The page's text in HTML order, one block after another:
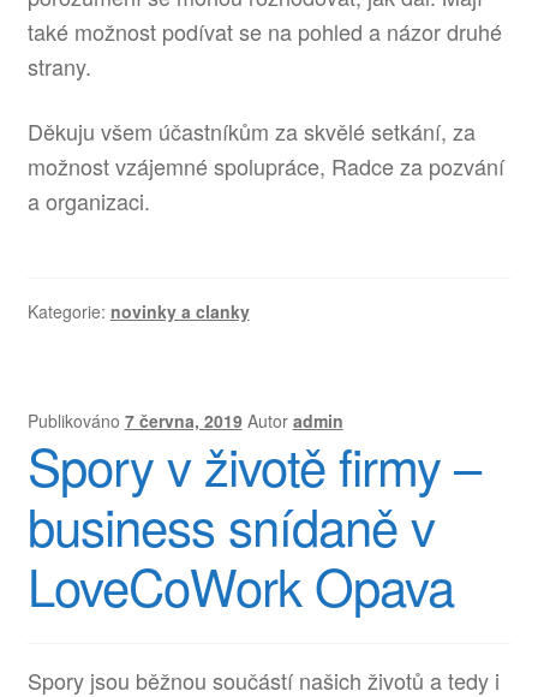
také možnost podívat se na pohled a názor druhé
strany.
Děkuju všem účastníkům za skvělé setkání, za
možnost vzájemné spolupráce, Radce za pozvání
a organizaci.
Kategorie: novinky a clanky
Publikováno 7 června, 2019 Autor admin
Spory v životě firmy –
business snídaně v
LoveCoWork Opava
Spory jsou běžnou součástí našich životů a tedy i